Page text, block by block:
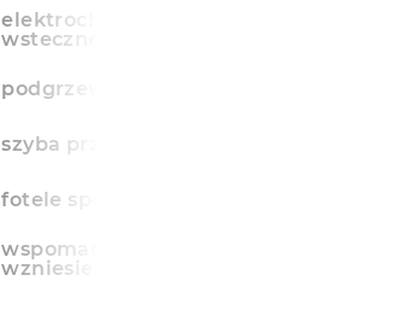
elektrochromatyczne lusterko
wsteczne
podgrzewane lusterka boczne
szyba przednia atermiczna
fotele sportowe
wspomaganie ruszania na
wzniesieniu